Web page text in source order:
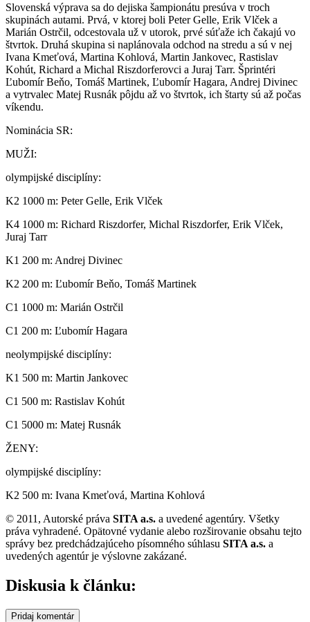
Slovenská výprava sa do dejiska šampionátu presúva v troch
skupinách autami. Prvá, v ktorej boli Peter Gelle, Erik Vlček a
Marián Ostrčil, odcestovala už v utorok, prvé súťaže ich čakajú vo
štvrtok. Druhá skupina si naplánovala odchod na stredu a sú v nej
Ivana Kmeťová, Martina Kohlová, Martin Jankovec, Rastislav
Kohút, Richard a Michal Riszdorferovci a Juraj Tarr. Šprintéri
Ľubomír Beňo, Tomáš Martinek, Ľubomír Hagara, Andrej Divinec
a vytrvalec Matej Rusnák pôjdu až vo štvrtok, ich štarty sú až počas
víkendu.
Nominácia SR:
MUŽI:
olympijské disciplíny:
K2 1000 m: Peter Gelle, Erik Vlček
K4 1000 m: Richard Riszdorfer, Michal Riszdorfer, Erik Vlček,
Juraj Tarr
K1 200 m: Andrej Divinec
K2 200 m: Ľubomír Beňo, Tomáš Martinek
C1 1000 m: Marián Ostrčil
C1 200 m: Ľubomír Hagara
neolympijské disciplíny:
K1 500 m: Martin Jankovec
C1 500 m: Rastislav Kohút
C1 5000 m: Matej Rusnák
ŽENY:
olympijské disciplíny:
K2 500 m: Ivana Kmeťová, Martina Kohlová
© 2011, Autorské práva SITA a.s. a uvedené agentúry. Všetky
práva vyhradené. Opätovné vydanie alebo rozširovanie obsahu tejto
správy bez predchádzajúceho písomného súhlasu SITA a.s. a
uvedených agentúr je výslovne zakázané.
Diskusia k článku:
Pridaj komentár